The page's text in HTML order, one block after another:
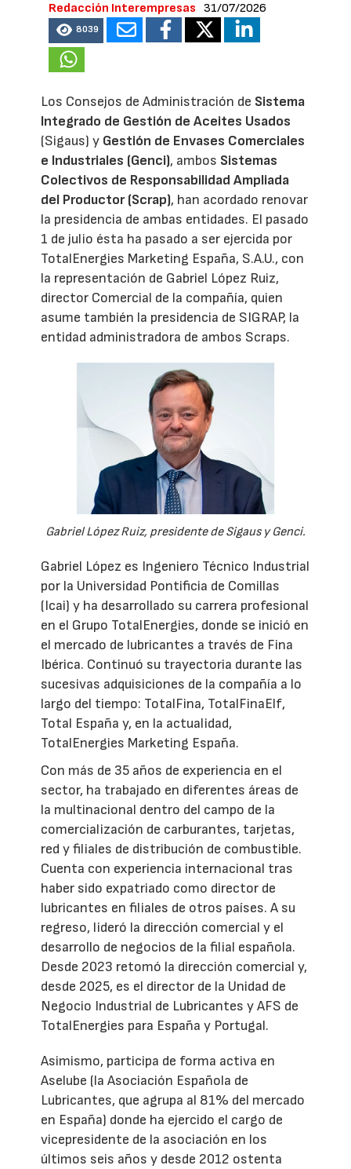
Redacción Interempresas 31/07/2026
8039
Los Consejos de Administración de Sistema
Integrado de Gestión de Aceites Usados
(Sigaus) y Gestión de Envases Comerciales
e Industriales (Genci), ambos Sistemas
Colectivos de Responsabilidad Ampliada
del Productor (Scrap), han acordado renovar
la presidencia de ambas entidades. El pasado
1 de julio ésta ha pasado a ser ejercida por
TotalEnergies Marketing España, S.A.U., con
la representación de Gabriel López Ruiz,
director Comercial de la compañía, quien
asume también la presidencia de SIGRAP, la
entidad administradora de ambos Scraps.
Gabriel López Ruiz, presidente de Sigaus y Genci.
Gabriel López es Ingeniero Técnico Industrial
por la Universidad Pontificia de Comillas
(Icai) y ha desarrollado su carrera profesional
en el Grupo TotalEnergies, donde se inició en
el mercado de lubricantes a través de Fina
Ibérica. Continuó su trayectoria durante las
sucesivas adquisiciones de la compañía a lo
largo del tiempo: TotalFina, TotalFinaElf,
Total España y, en la actualidad,
TotalEnergies Marketing España.
Con más de 35 años de experiencia en el
sector, ha trabajado en diferentes áreas de
la multinacional dentro del campo de la
comercialización de carburantes, tarjetas,
red y filiales de distribución de combustible.
Cuenta con experiencia internacional tras
haber sido expatriado como director de
lubricantes en filiales de otros países. A su
regreso, lideró la dirección comercial y el
desarrollo de negocios de la filial española.
Desde 2023 retomó la dirección comercial y,
desde 2025, es el director de la Unidad de
Negocio Industrial de Lubricantes y AFS de
TotalEnergies para España y Portugal.
Asimismo, participa de forma activa en
Aselube (la Asociación Española de
Lubricantes, que agrupa al 81% del mercado
en España) donde ha ejercido el cargo de
vicepresidente de la asociación en los
últimos seis años y desde 2012 ostenta